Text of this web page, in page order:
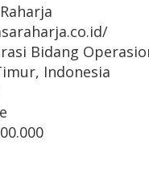
Bidang
Indonesia